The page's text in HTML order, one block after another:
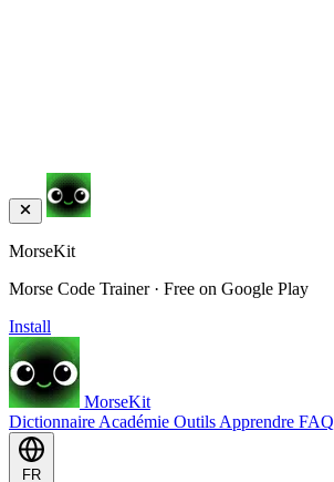
MorseKit
Morse Code Trainer · Free on Google Play
Install
MorseKit
Dictionnaire Académie Outils Apprendre FAQ